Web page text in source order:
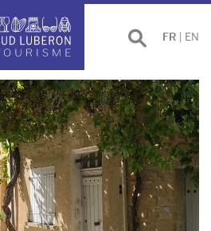
Effectuer
une
FR EN